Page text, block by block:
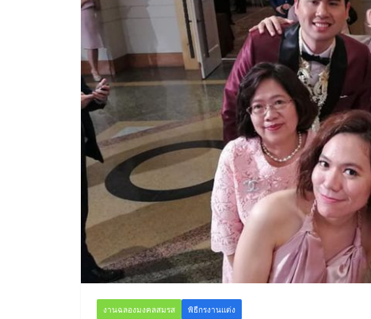
งานฉลองมงคลสมรส พิธีกรงานแต่ง